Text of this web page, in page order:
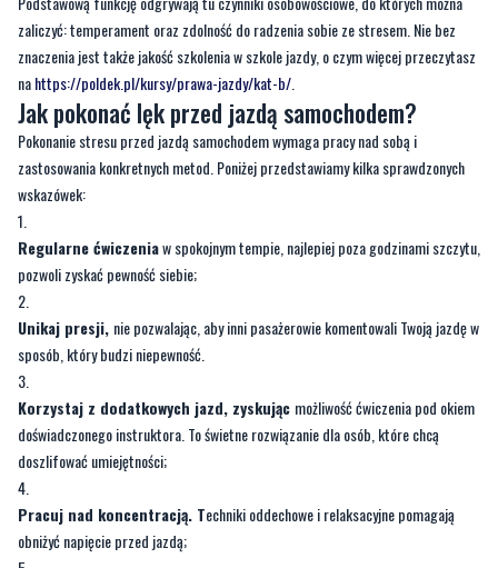
zaliczyć: temperament oraz zdolność do radzenia sobie ze stresem. Nie bez
znaczenia jest także jakość szkolenia w szkole jazdy, o czym więcej przeczytasz
nahttps://poldek.pl/kursy/prawa-jazdy/kat-b/.
Jak pokonać lęk przed jazdą samochodem?
Pokonanie stresu przed jazdą samochodem wymaga pracy nad sobą i
zastosowania konkretnych metod. Poniżej przedstawiamy kilka sprawdzonych
wskazówek:
Regularne ćwiczeniaw spokojnym tempie, najlepiej poza godzinami szczytu,
pozwoli zyskać pewność siebie;
Unikaj presji, nie pozwalając, aby inni pasażerowie komentowali Twoją jazdę w
sposób, który budzi niepewność.
Korzystaj z dodatkowych jazd, zyskując możliwość ćwiczenia pod okiem
doświadczonego instruktora. To świetne rozwiązanie dla osób, które chcą
doszlifować umiejętności;
Pracuj nad koncentracją. Techniki oddechowe i relaksacyjne pomagają
obniżyć napięcie przed jazdą;